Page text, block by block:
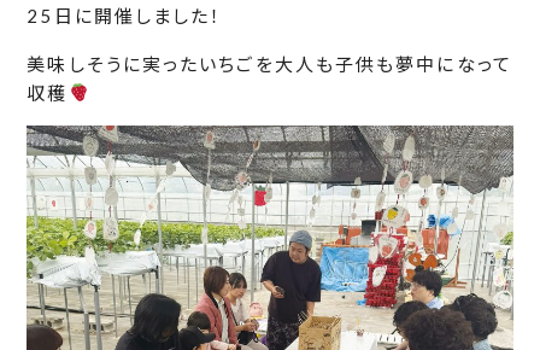
25日に開催しました！
美味しそうに実ったいちごを大人も子供も夢中になって
収穫